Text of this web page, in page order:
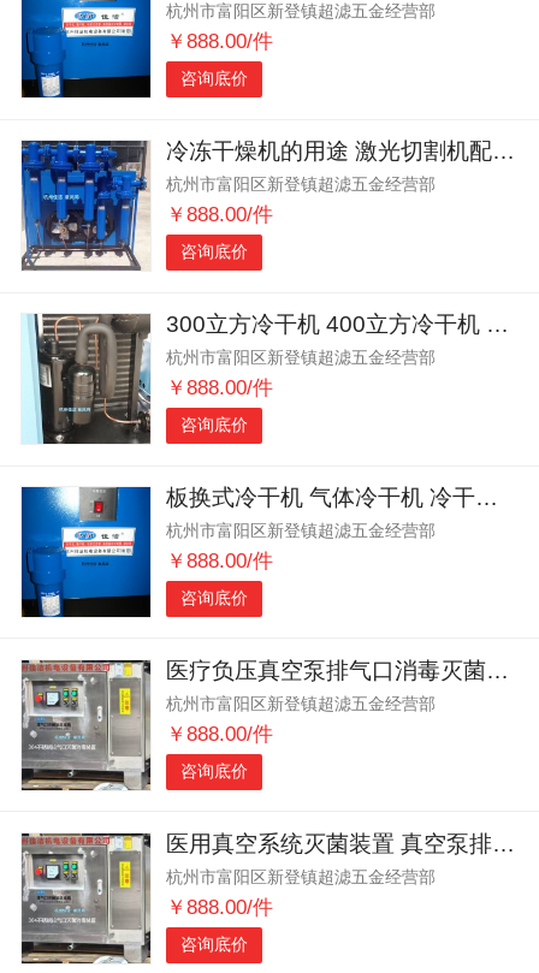
杭州市富阳区新登镇超滤五金经营部
￥888.00/件
咨询底价
冷冻干燥机的用途 激光切割机配套冷干机 激光切割机专用冷干机
杭州市富阳区新登镇超滤五金经营部
￥888.00/件
咨询底价
300立方冷干机 400立方冷干机 500立方冷干机
杭州市富阳区新登镇超滤五金经营部
￥888.00/件
咨询底价
板换式冷干机 气体冷干机 冷干机维修
杭州市富阳区新登镇超滤五金经营部
￥888.00/件
咨询底价
医疗负压真空泵排气口消毒灭菌处理装置 负压灭菌
杭州市富阳区新登镇超滤五金经营部
￥888.00/件
咨询底价
医用真空系统灭菌装置 真空泵排气口消毒装置
杭州市富阳区新登镇超滤五金经营部
￥888.00/件
咨询底价